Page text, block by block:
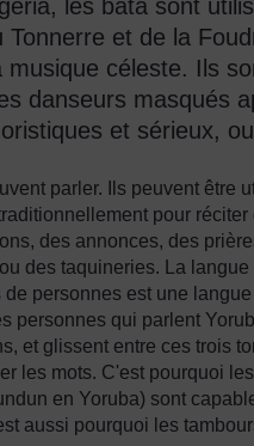
les batá sont
Tonnerre et de la
musique céleste. Ils
danseurs masqués
et sérieux,
parler. Ils peuvent être
pour
des annonces, des
des taquineries. La
personnes est une
personnes qui parlent
et glissent entre ces trois
les mots. C'est pourquoi
en Yoruba) sont
aussi pourquoi les